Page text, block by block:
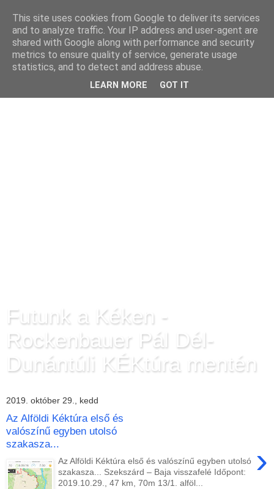
Futunk a Kéken -
Rockenbauer Pál Dél-
Dunántúli KÉKtúra mentén
2019. október 29., kedd
Az Alföldi Kéktúra első és
valószínű egyben utolsó
szakasza...
›
Az Alföldi Kéktúra első és valószínű egyben utolsó
szakasza... Szekszárd – Baja visszafelé Időpont:
2019.10.29., 47 km, 70m 13/1. alföl...
This site uses cookies from Google to deliver its services
and to analyze traffic. Your IP address and user-agent are
shared with Google along with performance and security
metrics to ensure quality of service, generate usage
statistics, and to detect and address abuse.
LEARN MORE GOT IT